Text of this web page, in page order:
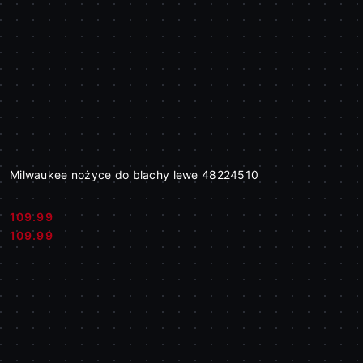
Milwaukee nożyce do blachy lewe 48224510
Cena:
109.99
Cena:
109.99